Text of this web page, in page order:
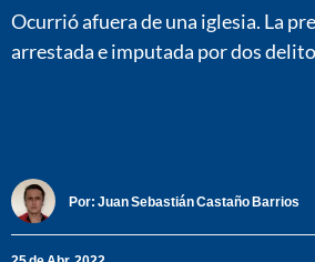
Ocurrió afuera de una iglesia. La
arrestada e imputada por dos
Por: Juan Sebastián Castaño Barrios